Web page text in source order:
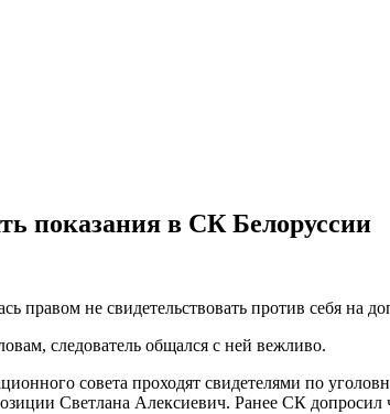
показания в СК Белоруссии
правом не свидетельствовать против себя
следователь общался с ней вежливо.
совета проходят свидетелями по
Светлана Алексиевич. Ранее СК